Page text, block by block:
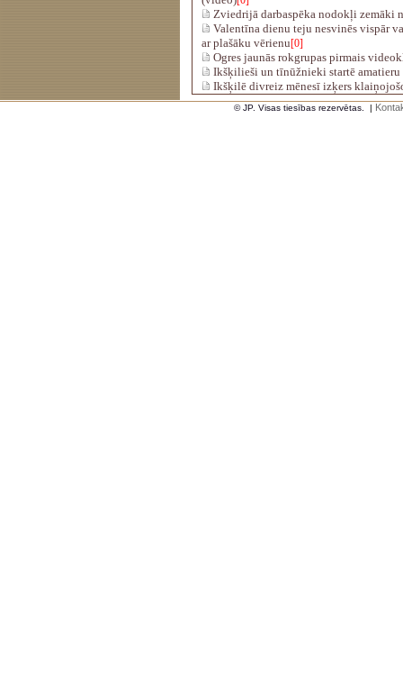
Zviedrijā darbaspēka nodokļi zemāki
Valentīna dienu teju nesvinēs vispār
ar plašāku vērienu[0]
Ogres jaunās rokgrupas pirmais
Ikšķilieši un tīnūžnieki startē
Ikšķilē divreiz mēnesī izķers
© JP. Visas tiesības rezervētas. |